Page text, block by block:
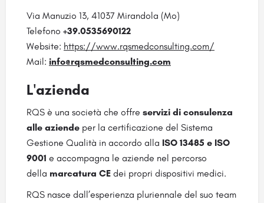
Via Manuzio 13, 41037 Mirandola (Mo)
Telefono +39.0535690122
Website: https://www.rqsmedconsulting.com/
Mail: info@rqsmedconsulting.com
L'azienda
RQS è una società che offre servizi di consulenza
alle aziende per la certificazione del Sistema
Gestione Qualità in accordo alla ISO 13485 e ISO
9001 e accompagna le aziende nel percorso
della marcatura CE dei propri dispositivi medici.
RQS nasce dall’esperienza pluriennale del suo team